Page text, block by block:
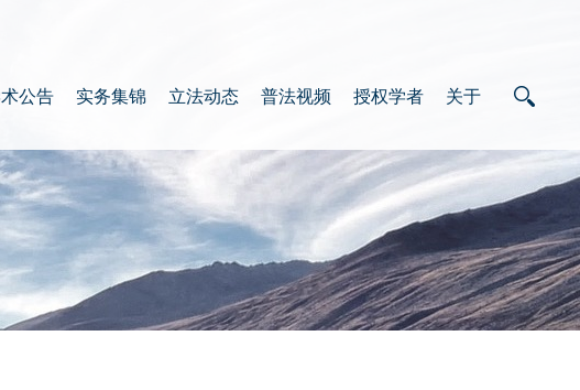
公告 实务集锦 立法动态 普法视频 授权学者 关于